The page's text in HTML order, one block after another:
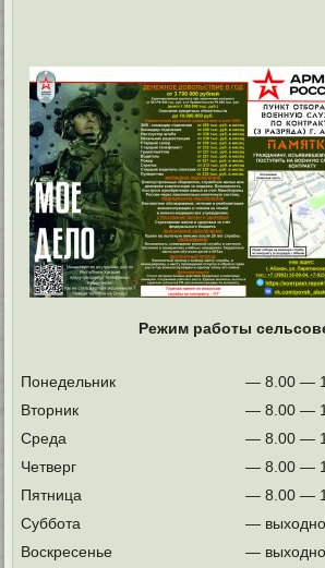
Режим работы
Понедельник
— 8.00 —
Вторник
— 8.00 —
Среда
— 8.00 —
Четверг
— 8.00 —
Пятница
— 8.00 —
Суббота
—
Воскресенье
—